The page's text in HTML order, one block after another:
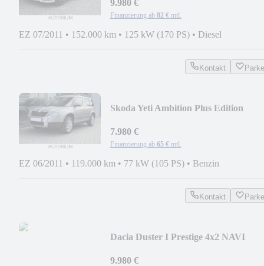
FELG
9.980 €
Finanzierung ab 82 € mtl.
EZ 07/2011 • 152.000 km • 125 kW (170 PS) • Diesel
Kontakt
Skoda Yeti Ambition Plus Edition
7.980 €
Finanzierung ab 65 € mtl.
EZ 06/2011 • 119.000 km • 77 kW (105 PS) • Benzin
Kontakt
Dacia Duster I Prestige 4x2 NAVI
9.980 €